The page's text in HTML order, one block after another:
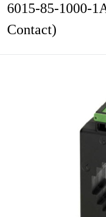
6015-85-1000-
Contact)